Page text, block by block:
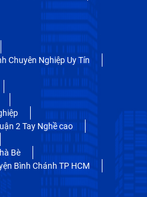
Chuyên Nghiệp Uy Tín
2 Tay Nghề cao
Bè
Bình Chánh TP HCM